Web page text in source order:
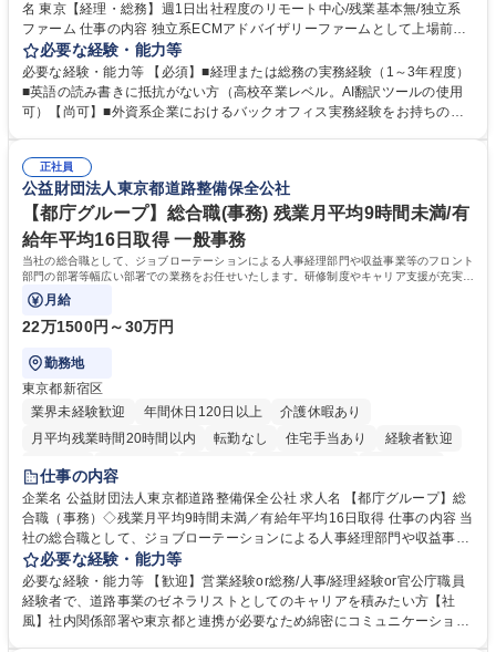
名 東京【経理・総務】週1日出社程度のリモート中心/残業基本無/独立系
ファーム 仕事の内容 独立系ECMアドバイザリーファームとして上場前後
の資本市場戦略を設計する当社にて経理・総務をお任せします。基礎的な
バックオフィス業務からスタートし組織を支える専任担当として広く活躍
できる環境です。 ■日常経理、月次および年次決算サポート業務 ■本国
（グローバル）との英文メール対応（AI翻訳ツール等を使用しての対応で
業務をお任せします。残業も基本的には発生せず、ご自身のペースで業務
を進めやすく定着率の高い環境です。 募集職種 東京【経理・総務】週1日
出社程度のリモート中心/残業基本無/独立系ファーム
必要な経験・能力等
必要な経験・能力等 【必須】■経理または総務の実務経験（1～3年程度）
■英語の読み書きに抵抗がない方（高校卒業レベル。AI翻訳ツールの使用
可）【尚可】■外資系企業におけるバックオフィス実務経験をお持ちの方
【働き方について】現在は週4日程度の在宅勤務を実施しており、ワーク
ライフバランスを重視する方に最適な環境です（フルリモートも面接で相
談可）。【求める人物像】幅広いバックオフィス業務に柔軟に対応でき、
社内外と円滑にコミュニケーションを取りながら業務を推進できる方 学
歴・資格 学歴：大学院 大学 高専 短大 専修学校 高校 語学力： 資格：
正社員
公益財団法人東京都道路整備保全公社
【都庁グループ】総合職(事務) 残業月平均9時間未満/有
給年平均16日取得 一般事務
当社の総合職として、ジョブローテーションによる人事経理部門や収益事業等のフロント
部門の部署等幅広い部署での業務をお任せいたします。研修制度やキャリア支援が充実し
ております！ ※下記業務詳細
月給
22万1500円～30万円
勤務地
東京都新宿区
業界未経験歓迎
年間休日120日以上
介護休暇あり
月平均残業時間20時間以内
転勤なし 住宅手当あり
経験者歓迎
研修あり
退職金あり
駅近5分以内
資格取得手当あり 食事補助あり
仕事の内容
企業名 公益財団法人東京都道路整備保全公社 求人名 【都庁グループ】総
合職（事務）◇残業月平均9時間未満／有給年平均16日取得 仕事の内容 当
社の総合職として、ジョブローテーションによる人事経理部門や収益事業
等のフロント部門の部署等幅広い部署での業務をお任せいたします。研修
制度やキャリア支援が充実しております！ ※下記業務詳細 【業務詳細】■
管理部門：広報、人事、経理など当公社の運営に係る管理業務 ■収益部
門：駐車場の新規開拓、管理運営、新宿駅西口広場の「イベントコーナ
必要な経験・能力等
必要な経験・能力等 【歓迎】営業経験or総務/人事/経理経験or官公庁職員
経験者で、道路事業のゼネラリストとしてのキャリアを積みたい方【社
風】社内関係部署や東京都と連携が必要なため綿密にコミュニケーション